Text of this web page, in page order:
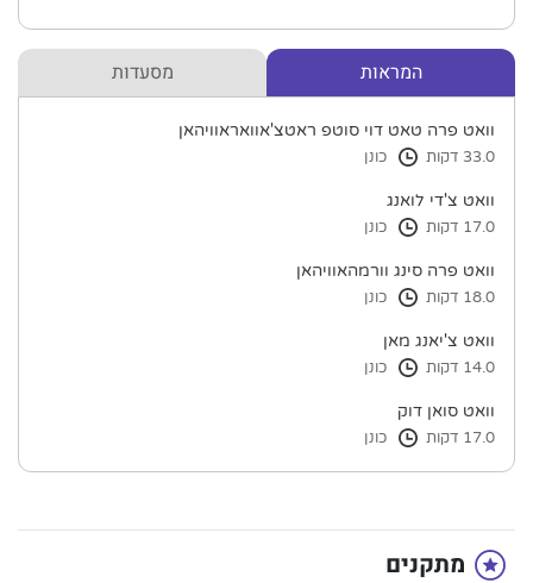
המראות מסעדות
וואט פרה טאט דוי סוטפ ראטצ'אוואראוויהאן
33.0 דקות כונן
וואט צ'די לואנג
17.0 דקות כונן
וואט פרה סינג וורמהאוויהאן
18.0 דקות כונן
וואט צ'יאנג מאן
14.0 דקות כונן
וואט סואן דוק
17.0 דקות כונן
מתקנים